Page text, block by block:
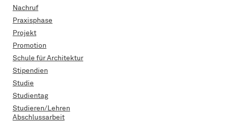
Nachruf
Praxisphase
Projekt
Promotion
Schule für Architektur
Stipendien
Studie
Studientag
Studieren/Lehren
Abschlussarbeit